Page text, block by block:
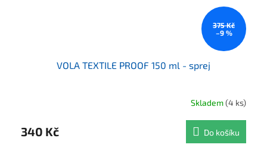
375 Kč
–9 %
VOLA TEXTILE PROOF 150 ml - sprej
Skladem(4 ks)
340 Kč Do košíku